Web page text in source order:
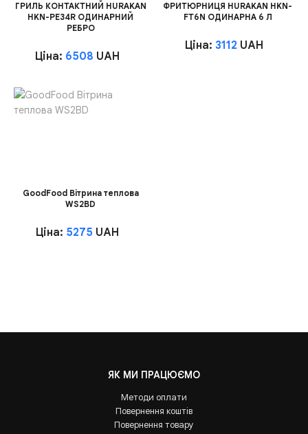
ГРИЛЬ КОНТАКТНИЙ HURAKAN
HKN-PE34R ОДИНАРНИЙ
РЕБРО
Ціна: 6508 UAH
ФРИТЮРНИЦЯ HURAKAN HKN-
FT6N ОДИНАРНА 6 Л
Ціна: 3112 UAH
GoodFood Вітрина теплова
WS2BD
Ціна: 5275 UAH
ЯК МИ ПРАЦЮЄМО
Методи оплати
Повернення коштів
Повернення товару